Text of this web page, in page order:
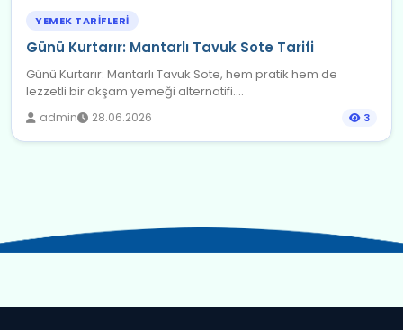
YEMEK TARIFLERI
Günü Kurtarır: Mantarlı Tavuk Sote Tarifi
Günü Kurtarır: Mantarlı Tavuk Sote, hem pratik hem de
lezzetli bir akşam yemeği alternatifi....
admin 28.06.2026 3